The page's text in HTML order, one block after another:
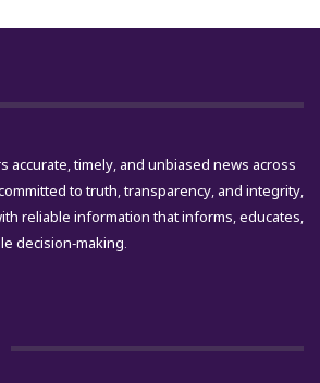
accurate, timely, and unbiased news across
to truth, transparency, and integrity,
reliable information that informs, educates,
decision-making.